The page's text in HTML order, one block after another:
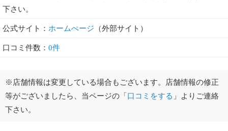
下さい。
公式サイト： ホームぺージ （外部サイト）
口コミ件数： 0件
※店舗情報は変更している場合もございます。店舗情報の修正
等がございましたら、当ページの「口コミをする 」よりご連絡
下さい。